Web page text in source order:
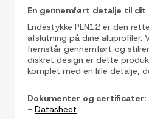
En gennemført detalje til dit
Endestykke PEN12 er den
afslutning på dine
fremstår gennemført og
diskret design er dette
komplet med en lille detalje,
Dokumenter og certificater:
- Datasheet